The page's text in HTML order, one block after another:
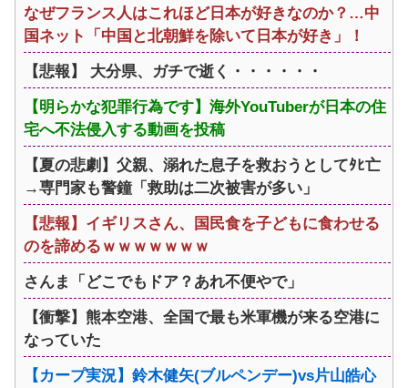
なぜフランス人はこれほど日本が好きなのか？…中
国ネット「中国と北朝鮮を除いて日本が好き」！
【悲報】 大分県、ガチで逝く・・・・・・
【明らかな犯罪行為です】海外YouTuberが日本の住
宅へ不法侵入する動画を投稿
【夏の悲劇】父親、溺れた息子を救おうとしてﾀﾋ亡
→専門家も警鐘「救助は二次被害が多い」
【悲報】イギリスさん、国民食を子どもに食わせる
のを諦めるｗｗｗｗｗｗｗ
さんま「どこでもドア？あれ不便やで」
【衝撃】熊本空港、全国で最も米軍機が来る空港に
なっていた
【カープ実況】鈴木健矢(ブルペンデー)vs片山皓心